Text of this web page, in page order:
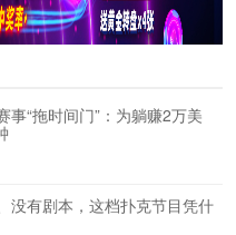
事“拖时间门”：为躺赚2万美
没有剧本，这档扑克节目凭什